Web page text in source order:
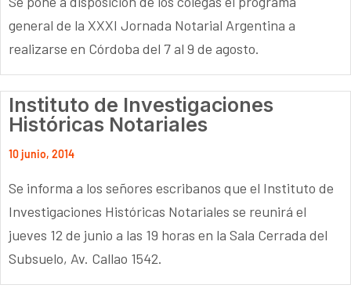
general de la XXXI Jornada Notarial Argentina a
realizarse en Córdoba del 7 al 9 de agosto.
Instituto de Investigaciones
Históricas Notariales
10 junio, 2014
Se informa a los señores escribanos que el Instituto de
Investigaciones Históricas Notariales se reunirá el
jueves 12 de junio a las 19 horas en la Sala Cerrada del
Subsuelo, Av. Callao 1542.